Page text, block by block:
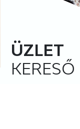
ÜZLET
KERESŐ